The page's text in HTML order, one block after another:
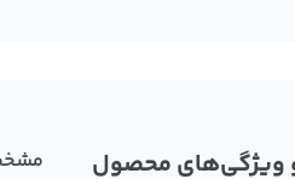
محصول